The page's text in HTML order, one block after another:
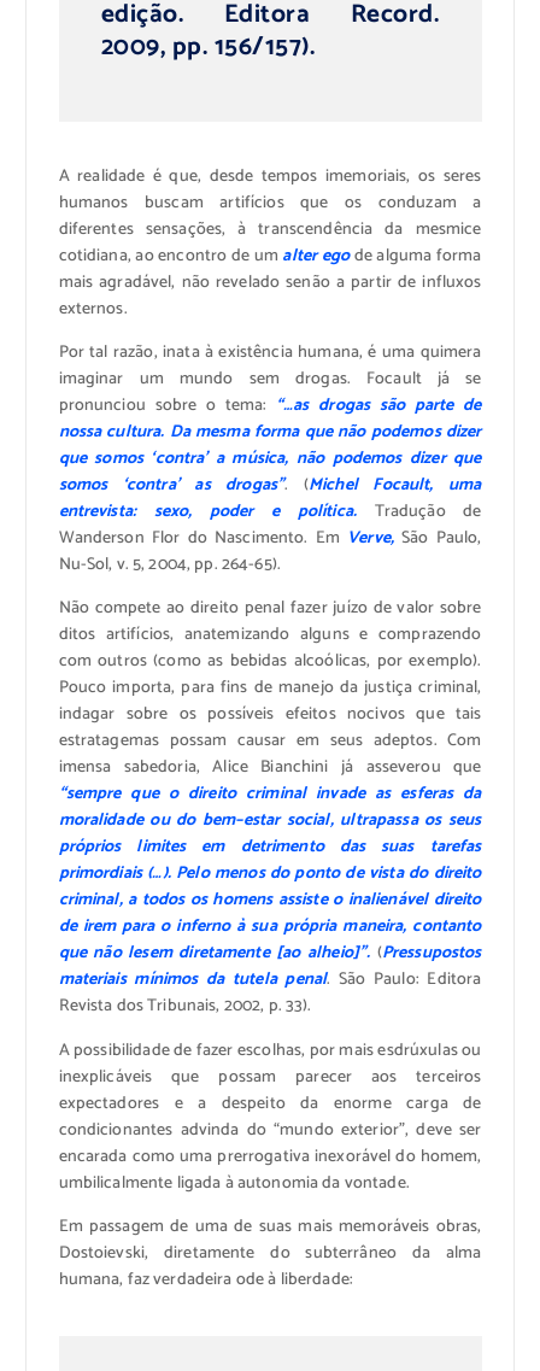
edição. Editora Record.
2009, pp. 156/157).
A realidade é que, desde tempos imemoriais, os seres
humanos buscam artifícios que os conduzam a
diferentes sensações, à transcendência da mesmice
cotidiana, ao encontro de um alter egode alguma forma
mais agradável, não revelado senão a partir de influxos
externos.
Por tal razão, inata à existência humana, é uma quimera
imaginar um mundo sem drogas. Focault já se
pronunciou sobre o tema: “…as drogas são parte de
nossa cultura. Da mesma forma que não podemos dizer
que somos ‘contra’ a música, não podemos dizer que
somos ‘contra’ as drogas”. (Michel Focault, uma
entrevista: sexo, poder e política. Tradução de
Wanderson Flor do Nascimento. Em Verve,São Paulo,
Nu-Sol, v. 5, 2004, pp. 264-65).
Não compete ao direito penal fazer juízo de valor sobre
ditos artifícios, anatemizando alguns e comprazendo
com outros (como as bebidas alcoólicas, por exemplo).
Pouco importa, para fins de manejo da justiça criminal,
indagar sobre os possíveis efeitos nocivos que tais
estratagemas possam causar em seus adeptos. Com
imensa sabedoria, Alice Bianchini já asseverou que
“sempre que o direito criminal invade as esferas da
moralidade ou do bem–estar social, ultrapassa os seus
próprios limites em detrimento das suas tarefas
primordiais (…). Pelo menos do ponto de vista do direito
criminal, a todos os homens assiste o inalienável direito
de irem para o inferno à sua própria maneira, contanto
que não lesem diretamente [ao alheio]”. (Pressupostos
materiais mínimos da tutela penal. São Paulo: Editora
Revista dos Tribunais, 2002, p. 33).
A possibilidade de fazer escolhas, por mais esdrúxulas ou
inexplicáveis que possam parecer aos terceiros
expectadores e a despeito da enorme carga de
condicionantes advinda do “mundo exterior”, deve ser
encarada como uma prerrogativa inexorável do homem,
umbilicalmente ligada à autonomia da vontade.
Em passagem de uma de suas mais memoráveis obras,
Dostoievski, diretamente do subterrâneo da alma
humana, faz verdadeira ode à liberdade: